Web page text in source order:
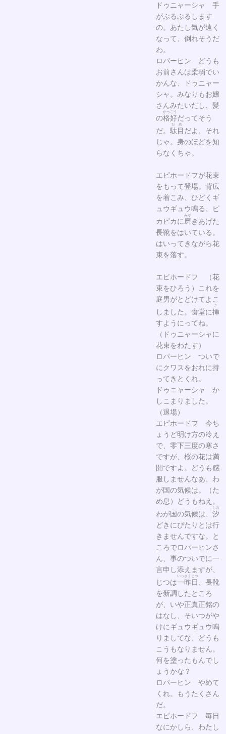
ドゥニャーシャ 手
がぶるぶるします
の。あたし気が遠く
なって、倒れそうだ
わ。
ロパーヒン どうも
お前さんは柔弱でい
かんな、ドゥニャー
シャ。みなりもお嬢
さんみたいだし、髪
の格好
かっこう
だってそう
だ。 駄目
だめ
だよ、それ
じゃ。身のほどを知
らなくちゃ。
エピホードフが花束
をもって登場。背広
を着こみ、ひどくギ
ュウギュウ鳴る、ピ
カピカに磨
みが
きあげた
長靴をはいている。
はいってきながら花
束を落す。
エピホードフ （花
束をひろう）これを
庭男がとどけてよこ
しました。食堂に挿
さ
すようにってね。
（ドゥニャーシャに
花束をわたす）
ロパーヒン ついで
にクワスをおれに持
ってきとくれ。
ドゥニャーシャ か
しこまりました。
（退場）
エピホードフ 今ち
ょうど明け方の冷え
で、零下三度の寒さ
ですが、桜の花は満
開ですよ。どうも感
服しませんなあ、わ
が国の気候は。（た
め息）どうもねえ。
わが国の気候は、 汐
しお
どきにぴたりとは行
きませんですな。と
ころでロパーヒンさ
ん、事のついでに一
言申し添えますが、
じつは一昨日
いっさくじつ
、長靴
を新調したところ
が、いや正真正銘の
はなし、そいつがや
けにギュウギュウ鳴
りましてな、どうも
こうもなりません。
何を塗ったもんでし
ょうかな？
ロパーヒン やめて
くれ。もうたくさん
だ。
エピホードフ 毎日
なにかしら、わたし